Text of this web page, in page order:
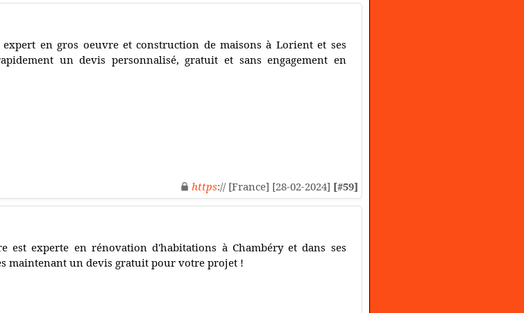
expert en gros oeuvre et construction de maisons à Lorient et ses
un devis personnalisé, gratuit et sans engagement en
https:// [France] [28-02-2024] [#59]
est experte en rénovation d'habitations à Chambéry et dans ses
maintenant un devis gratuit pour votre projet !